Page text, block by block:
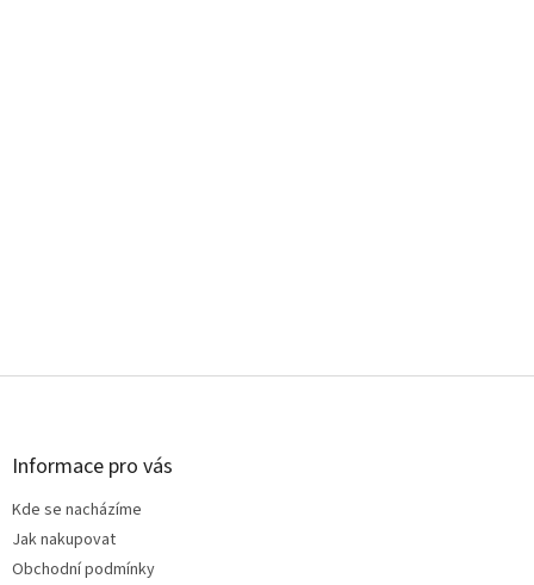
Z
Informace pro vás
Kde se nacházíme
Jak nakupovat
Obchodní podmínky